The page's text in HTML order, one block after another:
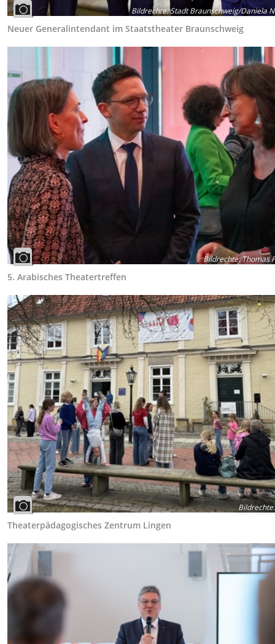
Bildrechte:Stadt Braunschweig/Daniela
Neuer Generalintendant im Staatstheater Braunschweig
Bildrechte:Thomas
5. Arabisches Theatertreffen
Bildrechte:
Theaterpädagogisches Zentrum Lingen